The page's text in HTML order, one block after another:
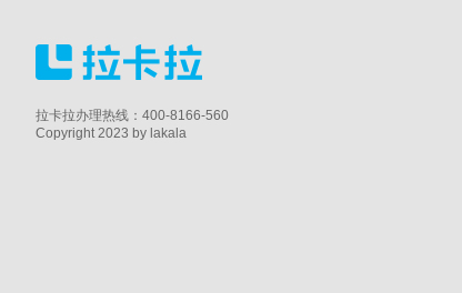
拉卡拉办理热线：400-8166-560
Copyright 2023 by lakala